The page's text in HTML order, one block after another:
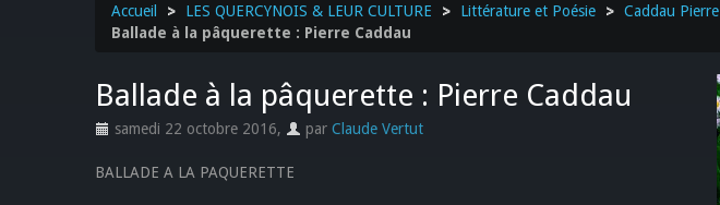
Accueil > LES QUERCYNOIS & LEUR CULTURE > Littérature et Poésie > Caddau Pierre
Ballade à la pâquerette : Pierre Caddau
Ballade à la pâquerette : Pierre Caddau
samedi 22 octobre 2016, par Claude Vertut
BALLADE A LA PAQUERETTE